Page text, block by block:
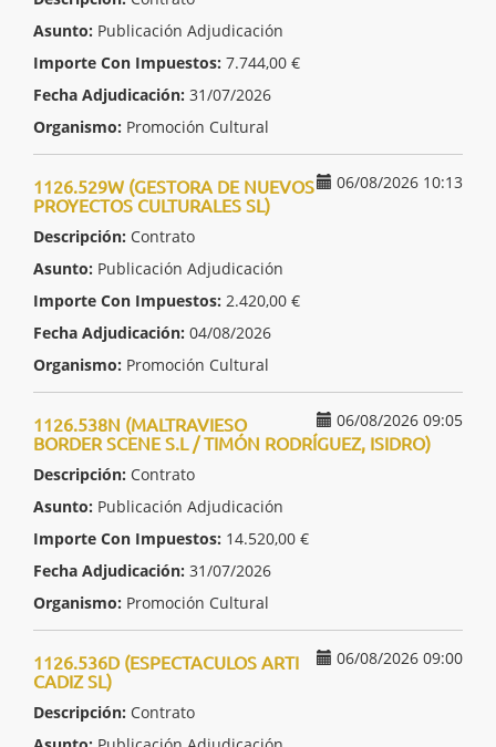
Asunto: Publicación Adjudicación
Importe Con Impuestos: 7.744,00 €
Fecha Adjudicación: 31/07/2026
Organismo: Promoción Cultural
06/08/2026 10:13
1126.529W (GESTORA DE NUEVOS
PROYECTOS CULTURALES SL)
Descripción: Contrato
Asunto: Publicación Adjudicación
Importe Con Impuestos: 2.420,00 €
Fecha Adjudicación: 04/08/2026
Organismo: Promoción Cultural
06/08/2026 09:05
1126.538N (MALTRAVIESO
BORDER SCENE S.L / TIMÓN RODRÍGUEZ, ISIDRO)
Descripción: Contrato
Asunto: Publicación Adjudicación
Importe Con Impuestos: 14.520,00 €
Fecha Adjudicación: 31/07/2026
Organismo: Promoción Cultural
06/08/2026 09:00
1126.536D (ESPECTACULOS ARTI
CADIZ SL)
Descripción: Contrato